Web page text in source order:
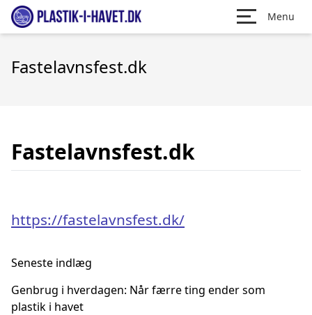
Menu
Fastelavnsfest.dk
Fastelavnsfest.dk
https://fastelavnsfest.dk/
Seneste indlæg
Genbrug i hverdagen: Når færre ting ender som
plastik i havet